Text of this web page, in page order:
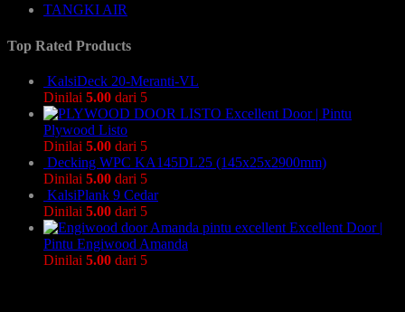
TANGKI AIR
Top Rated Products
KalsiDeck 20-Meranti-VL
Dinilai 5.00 dari 5
Excellent Door | Pintu
Plywood Listo
Dinilai 5.00 dari 5
Decking WPC KA145DL25 (145x25x2900mm)
Dinilai 5.00 dari 5
KalsiPlank 9 Cedar
Dinilai 5.00 dari 5
Excellent Door |
Pintu Engiwood Amanda
Dinilai 5.00 dari 5